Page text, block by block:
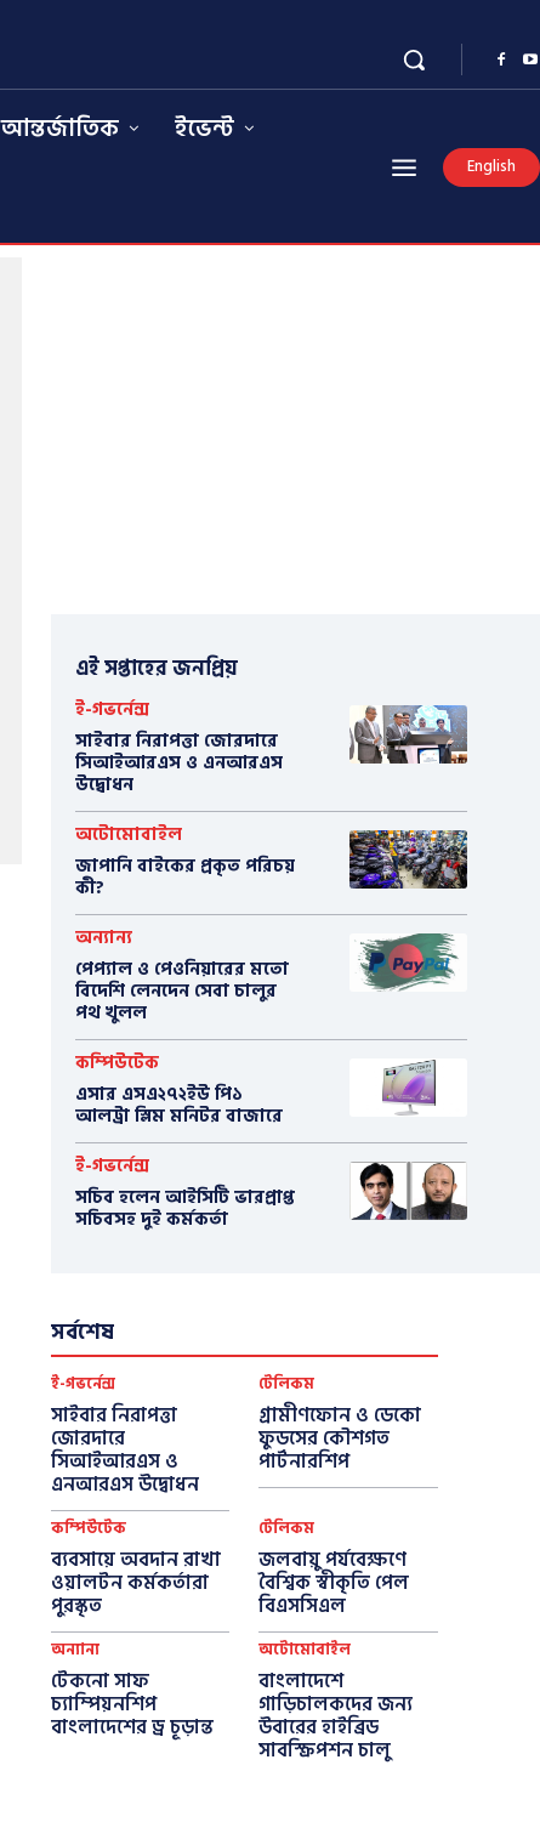
আন্তর্জাতিক
ইভেন্ট
English
এই সপ্তাহের জনপ্রিয়
ই-গভর্নেন্স
সাইবার নিরাপত্তা জোরদারে
সিআইআরএস ও এনআরএস
উদ্বোধন
অটোমোবাইল
​জাপানি বাইকের প্রকৃত পরিচয়
কী?
অন্যান্য
পেপ্যাল ও পেওনিয়ারের মতো
বিদেশি লেনদেন সেবা চালুর
পথ খুলল
কম্পিউটেক
এসার এসএ২৭২ইউ পি১
আলট্রা স্লিম মনিটর বাজারে
ই-গভর্নেন্স
সচিব হলেন আইসিটি ভারপ্রাপ্ত
সচিবসহ দুই কর্মকর্তা
সর্বশেষ
ই-গভর্নেন্স
সাইবার নিরাপত্তা
জোরদারে
সিআইআরএস ও
এনআরএস উদ্বোধন
টেলিকম
গ্রামীণফোন ও ডেকো
ফুডসের কৌশগত
পার্টনারশিপ
কম্পিউটেক
ব্যবসায়ে অবদান রাখা
ওয়ালটন কর্মকর্তারা
পুরস্কৃত
টেলিকম
জলবায়ু পর্যবেক্ষণে
বৈশ্বিক স্বীকৃতি পেল
বিএসসিএল
অন্যান্য
টেকনো সাফ
চ্যাম্পিয়নশিপ
বাংলাদেশের ড্র চূড়ান্ত
অটোমোবাইল
বাংলাদেশে
গাড়িচালকদের জন্য
উবারের হাইব্রিড
সাবস্ক্রিপশন চালু